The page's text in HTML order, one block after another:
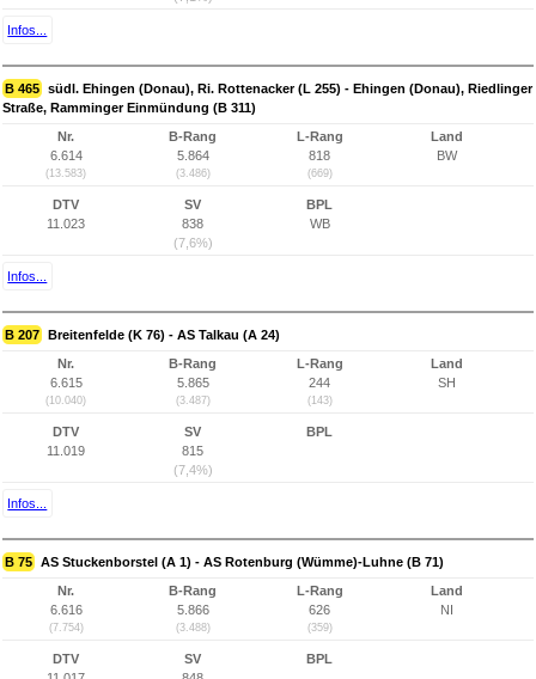
Infos...
B 465 südl. Ehingen (Donau), Ri. Rottenacker (L 255) - Ehingen (Donau), Riedlinger
Straße, Ramminger Einmündung (B 311)
Nr.
6.614
(13.583)
B-Rang
5.864
(3.486)
L-Rang
818
(669)
Land
BW
DTV
11.023
SV
838
(7,6%)
BPL
WB
Infos...
B 207 Breitenfelde (K 76) - AS Talkau (A 24)
Nr.
6.615
(10.040)
B-Rang
5.865
(3.487)
L-Rang
244
(143)
Land
SH
DTV
11.019
SV
815
(7,4%)
BPL
Infos...
B 75 AS Stuckenborstel (A 1) - AS Rotenburg (Wümme)-Luhne (B 71)
Nr.
6.616
(7.754)
B-Rang
5.866
(3.488)
L-Rang
626
(359)
Land
NI
DTV
SV
BPL